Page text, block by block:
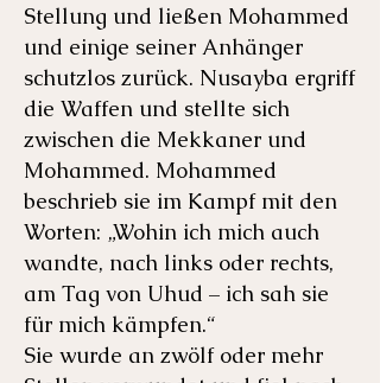
Stellung und ließen Mohammed
und einige seiner Anhänger
schutzlos zurück. Nusayba ergriff
die Waffen und stellte sich
zwischen die Mekkaner und
Mohammed. Mohammed
beschrieb sie im Kampf mit den
Worten: „Wohin ich mich auch
wandte, nach links oder rechts,
am Tag von Uhud – ich sah sie
für mich kämpfen.“
Sie wurde an zwölf oder mehr